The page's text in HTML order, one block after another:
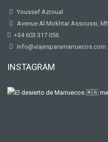
Youssef Azroual
Avenue Al Mokhtar Assoussi,
+34 603 317 056
info@viajesparamarruecos.com
INSTAGRAM